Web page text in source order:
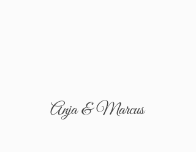
Anja & Marcus